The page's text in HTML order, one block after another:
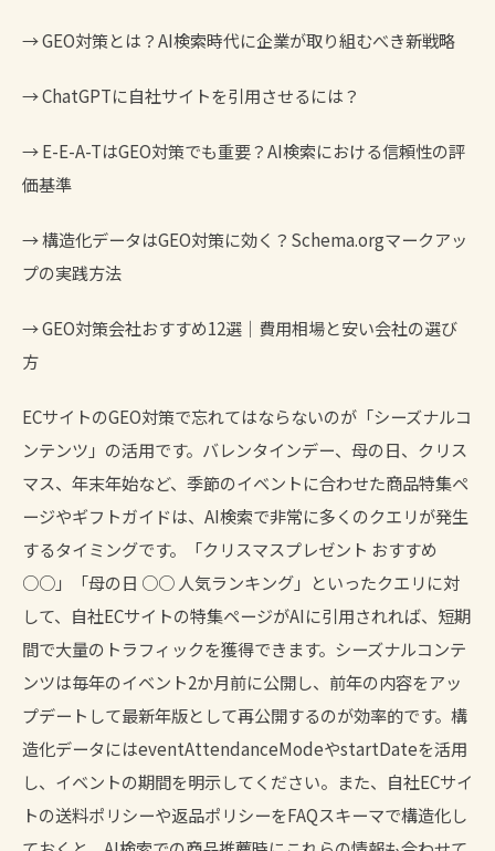
→GEO対策とは？AI検索時代に企業が取り組むべき新戦略
→ChatGPTに自社サイトを引用させるには？
→E-E-A-TはGEO対策でも重要？AI検索における信頼性の評
価基準
→構造化データはGEO対策に効く？Schema.orgマークアッ
プの実践方法
→GEO対策会社おすすめ12選｜費用相場と安い会社の選び
方
ECサイトのGEO対策で忘れてはならないのが「シーズナルコ
ンテンツ」の活用です。バレンタインデー、母の日、クリス
マス、年末年始など、季節のイベントに合わせた商品特集ペ
ージやギフトガイドは、AI検索で非常に多くのクエリが発生
するタイミングです。「クリスマスプレゼント おすすめ
○○」「母の日 ○○ 人気ランキング」といったクエリに対
して、自社ECサイトの特集ページがAIに引用されれば、短期
間で大量のトラフィックを獲得できます。シーズナルコンテ
ンツは毎年のイベント2か月前に公開し、前年の内容をアッ
プデートして最新年版として再公開するのが効率的です。構
造化データにはeventAttendanceModeやstartDateを活用
し、イベントの期間を明示してください。また、自社ECサイ
トの送料ポリシーや返品ポリシーをFAQスキーマで構造化し